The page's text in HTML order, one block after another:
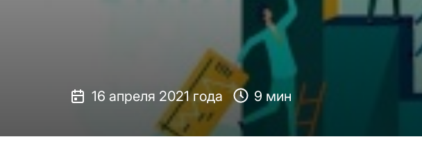
16 апреля 2021 года 9 мин